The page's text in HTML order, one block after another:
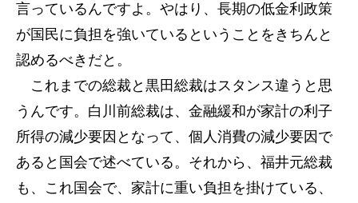
言っているんですよ。やはり、長期の低金利政策
が国民に負担を強いているということをきちんと
認めるべきだと。
これまでの総裁と黒田総裁はスタンス違うと思
うんです。白川前総裁は、金融緩和が家計の利子
所得の減少要因となって、個人消費の減少要因で
あると国会で述べている。それから、福井元総裁
も、これ国会で、家計に重い負担を掛けている、